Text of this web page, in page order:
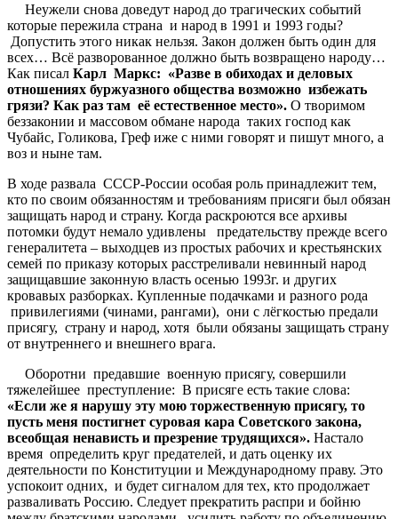
Неужели снова доведут народ до трагических событий
которые пережила страна и народ в 1991 и 1993 годы?
Допустить этого никак нельзя. Закон должен быть один для
всех… Всё разворованное должно быть возвращено народу…
Как писал Карл Маркс: «Разве в обиходах и деловых
отношениях буржуазного общества возможно избежать
грязи? Как раз там её естественное место». О творимом
беззаконии и массовом обмане народа таких господ как
Чубайс, Голикова, Греф иже с ними говорят и пишут много, а
воз и ныне там.
В ходе развала СССР-России особая роль принадлежит тем,
кто по своим обязанностям и требованиям присяги был обязан
защищать народ и страну. Когда раскроются все архивы
потомки будут немало удивлены предательству прежде всего
генералитета – выходцев из простых рабочих и крестьянских
семей по приказу которых расстреливали невинный народ
защищавшие законную власть осенью 1993г. и других
кровавых разборках. Купленные подачками и разного рода
привилегиями (чинами, рангами), они с лёгкостью предали
присягу, страну и народ, хотя были обязаны защищать страну
от внутреннего и внешнего врага.
Оборотни предавшие военную присягу, совершили
тяжелейшее преступление: В присяге есть такие слова:
«Если же я нарушу эту мою торжественную присягу, то
пусть меня постигнет суровая кара Советского закона,
всеобщая ненависть и презрение трудящихся». Настало
время определить круг предателей, и дать оценку их
деятельности по Конституции и Международному праву. Это
успокоит одних, и будет сигналом для тех, кто продолжает
разваливать Россию. Следует прекратить распри и бойню